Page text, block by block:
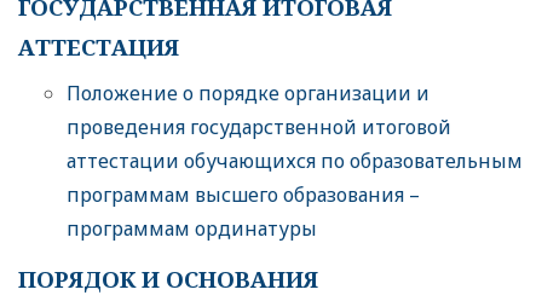
ГОСУДАРСТВЕННАЯ ИТОГОВАЯ
АТТЕСТАЦИЯ
Положение о порядке организации и
проведения государственной итоговой
аттестации обучающихся по образовательным
программам высшего образования –
программам ординатуры
ПОРЯДОК И ОСНОВАНИЯ